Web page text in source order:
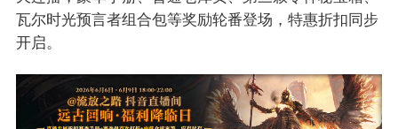
瓦尔时光预言者组合包等奖励轮番登场，特惠折扣同步
开启。